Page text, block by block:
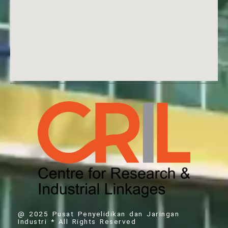
@ 2025 Pusat Penyelidikan dan Jaringan
Industri * All Rights Reserved